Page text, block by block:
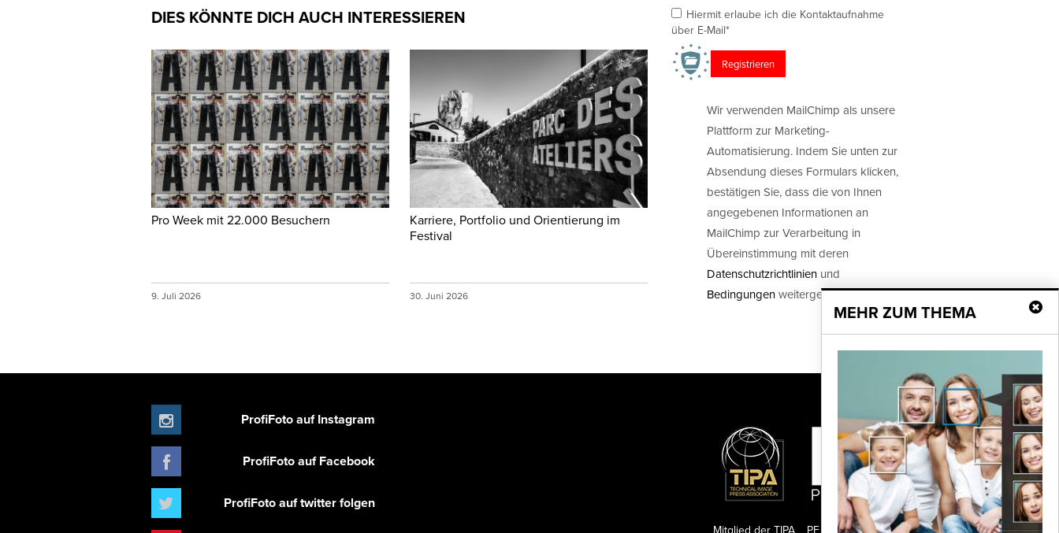
DIES KÖNNTE DICH AUCH INTERESSIEREN
Pro Week mit 22.000 Besuchern
9. Juli 2026
Karriere, Portfolio und Orientierung im
Festival
30. Juni 2026
Hiermit erlaube ich die Kontaktaufnahme
über E-Mail*
Wir verwenden MailChimp als unsere
Plattform zur Marketing-
Automatisierung. Indem Sie unten zur
Absendung dieses Formulars klicken,
bestätigen Sie, dass die von Ihnen
angegebenen Informationen an
MailChimp zur Verarbeitung in
Übereinstimmung mit deren
Datenschutzrichtlinien und
Bedingungenweitergegeben werden.
MEHR ZUM THEMA
ProfiFoto auf Instagram
ProfiFoto auf Facebook
ProfiFoto auf twitter folgen
PF Publishing GmbH
Mitglied der TIPA